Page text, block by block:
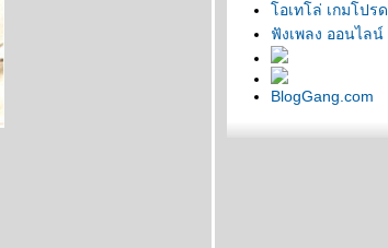
อเทโล่ เกมโปรด
ฟังเพลง ออนไลน์
BlogGang.com